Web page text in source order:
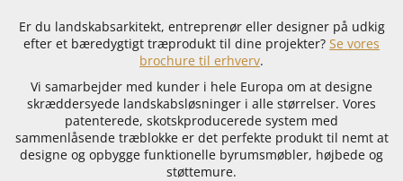
Er du landskabsarkitekt, entreprenør eller designer på udkig
efter et bæredygtigt træprodukt til dine projekter? Se vores
brochure til erhverv.
Vi samarbejder med kunder i hele Europa om at designe
skræddersyede landskabsløsninger i alle størrelser. Vores
patenterede, skotskproducerede system med
sammenlåsende træblokke er det perfekte produkt til nemt at
designe og opbygge funktionelle byrumsmøbler, højbede og
støttemure.